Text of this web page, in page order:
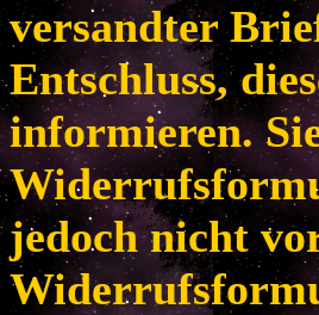
versandter
Entschluss,
informieren.
jedoch nicht